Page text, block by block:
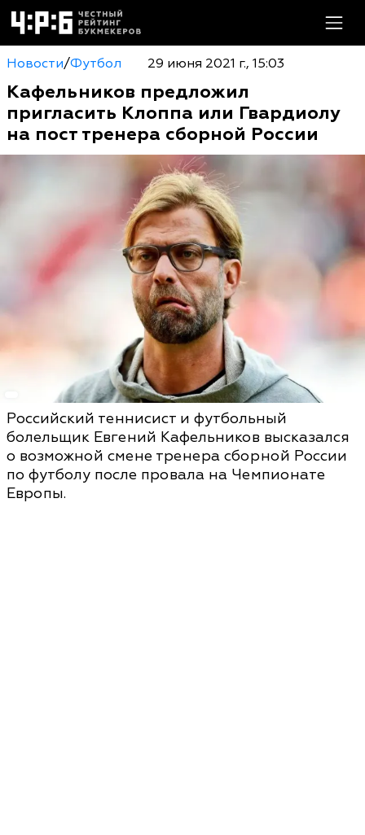
Новости/Футбол 29 июня 2021 г., 15:03
Кафельников предложил
пригласить Клоппа или Гвардиолу
на пост тренера сборной России
Российский теннисист и футбольный
болельщик Евгений Кафельников высказался
о возможной смене тренера сборной России
по футболу после провала на Чемпионате
Европы.